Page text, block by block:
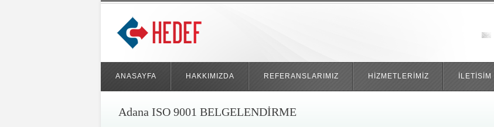
ANASAYFA HAKKIMIZDA REFERANSLARIMIZ HİZMETLERİMİZ İLETİSİM
Adana ISO 9001 BELGELENDİRME